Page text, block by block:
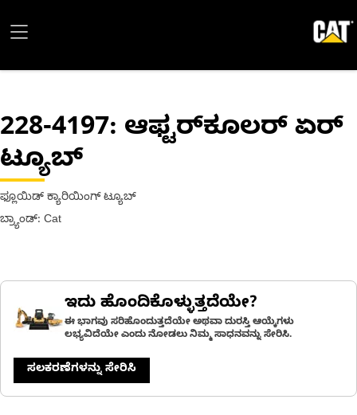
228-4197: ಆಫ್ಟರ್‌ಕೂಲರ್ ಏರ್
ಟ್ಯೂಬ್
ಫ್ಲೂಯಿಡ್ ಕ್ಯಾರಿಯಿಂಗ್ ಟ್ಯೂಬ್
ಬ್ರ್ಯಾಂಡ್: Cat
ಇದು ಹೊಂದಿಕೊಳ್ಳುತ್ತದೆಯೇ?
ಈ ಭಾಗವು ಸರಿಹೊಂದುತ್ತದೆಯೇ ಅಥವಾ ದುರಸ್ತಿ ಆಯ್ಕೆಗಳು
ಲಭ್ಯವಿದೆಯೇ ಎಂದು ನೋಡಲು ನಿಮ್ಮ ಸಾಧನವನ್ನು ಸೇರಿಸಿ.
ಸಲಕರಣೆಗಳನ್ನು ಸೇರಿಸಿ